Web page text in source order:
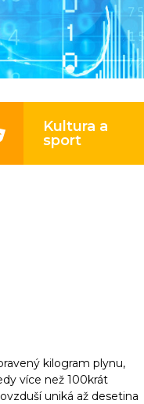
Kultura a
sport
kilogram plynu,
více než 100krát
uniká až desetina